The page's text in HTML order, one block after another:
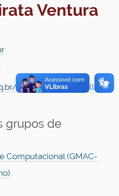
Ventura
1689198421096127 (link
grupos de
Computacional (GMAC-